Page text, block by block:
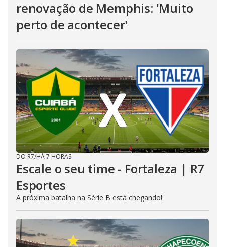
renovação de Memphis: 'Muito
perto de acontecer'
DO R7/HÁ 7 HORAS
Escale o seu time - Fortaleza | R7
Esportes
A próxima batalha na Série B está chegando!